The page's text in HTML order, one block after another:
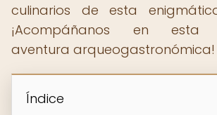
culinarios de esta
¡Acompáñanos en esta
aventura arqueogastronómica!
Índice